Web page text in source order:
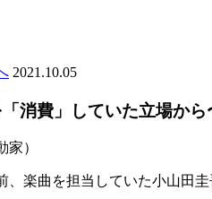
2021.10.05
消費」していた立場か
家）
楽曲を担当していた小山田圭